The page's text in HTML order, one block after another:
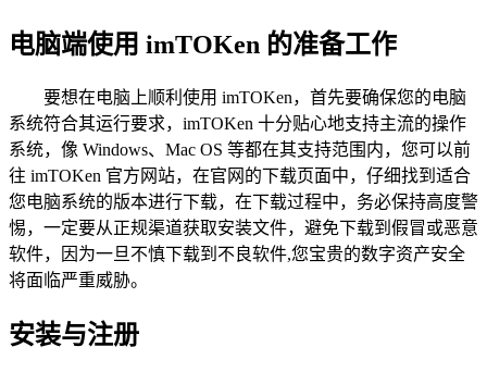
电脑端使用 imTOKen 的准备工作
要想在电脑上顺利使用 imTOKen，首先要确保您的电脑
系统符合其运行要求，imTOKen 十分贴心地支持主流的操作
系统，像 Windows、Mac OS 等都在其支持范围内，您可以前
往 imTOKen 官方网站，在官网的下载页面中，仔细找到适合
您电脑系统的版本进行下载，在下载过程中，务必保持高度警
惕，一定要从正规渠道获取安装文件，避免下载到假冒或恶意
软件，因为一旦不慎下载到不良软件,您宝贵的数字资产安全
将面临严重威胁。
安装与注册